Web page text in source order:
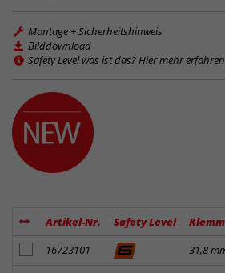
Montage + Sicherheitshinweis
Bilddownload
Safety Level was ist das? Hier mehr
Artikel-Nr. Safety Level
Artikel zum Merkzettel hinzufügen
16723101 31,8